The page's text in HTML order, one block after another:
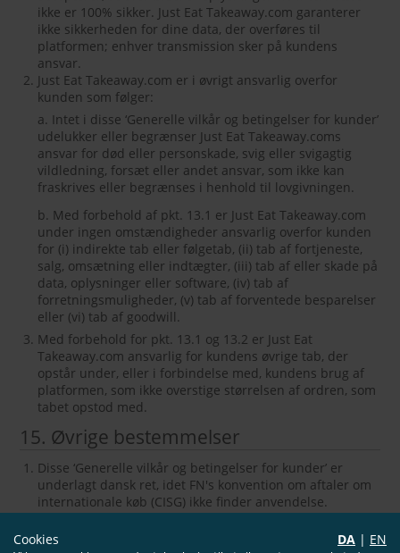
ikke er 100% sikker. Just Eat Takeaway.com garanterer
ikke sikkerheden for dine data, der overføres til
platformen; enhver transmission sker på kundens
ansvar.
Just Eat Takeaway.com er i øvrigt ansvarlig overfor
kunden som følger:
a. Intet i disse ‘Generelle vilkår og betingelser for kunder’
udelukker eller begrænser Just Eat Takeaway.coms
ansvar for død eller personskade, svig eller svigagtig
vildledning, forsæt eller andet ansvar, som ikke kan
fraskrives eller begrænses i henhold til lovgivningen.
b. Med forbehold af pkt. 13.1 er Just Eat Takeaway.com
under ingen omstændigheder ansvarlig overfor kunden
for (i) indirekte tab eller følgetab, (ii) tab af fortjeneste,
salg, omsætning eller indtægter, (iii) tab af eller skade på
data, oplysninger eller software, (iv) tab af
forretningsmuligheder, (v) tab af forventede besparelser
eller (vi) tab af goodwill.
Med forbehold for pkt. 13.1 og 13.2 er Just Eat
Takeaway.com ansvarlig for kundens øvrige tab, der
opstår under, eller i forbindelse med, kundens brug af
platformen, som ikke overstige størrelsen af ​​ordren, som
tabet opstod med.
15. Øvrige bestemmelser
Disse ‘Generelle vilkår og betingelser for kunder’ er
underlagt dansk ret, idet FN's konvention om aftaler om
internationale køb (CISG) ikke finder anvendelse.
Eventuelle søgsmål parterne imellem som følge af eller i
forbindelse med disse ‘Generelle vilkår og betingelser
Cookies DA | EN